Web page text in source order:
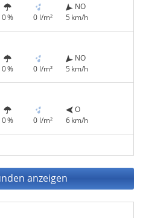
0 % 0 l/m²
NO
5 km/h
0 % 0 l/m²
NO
5 km/h
0 % 0 l/m²
O
6 km/h
anzeigen